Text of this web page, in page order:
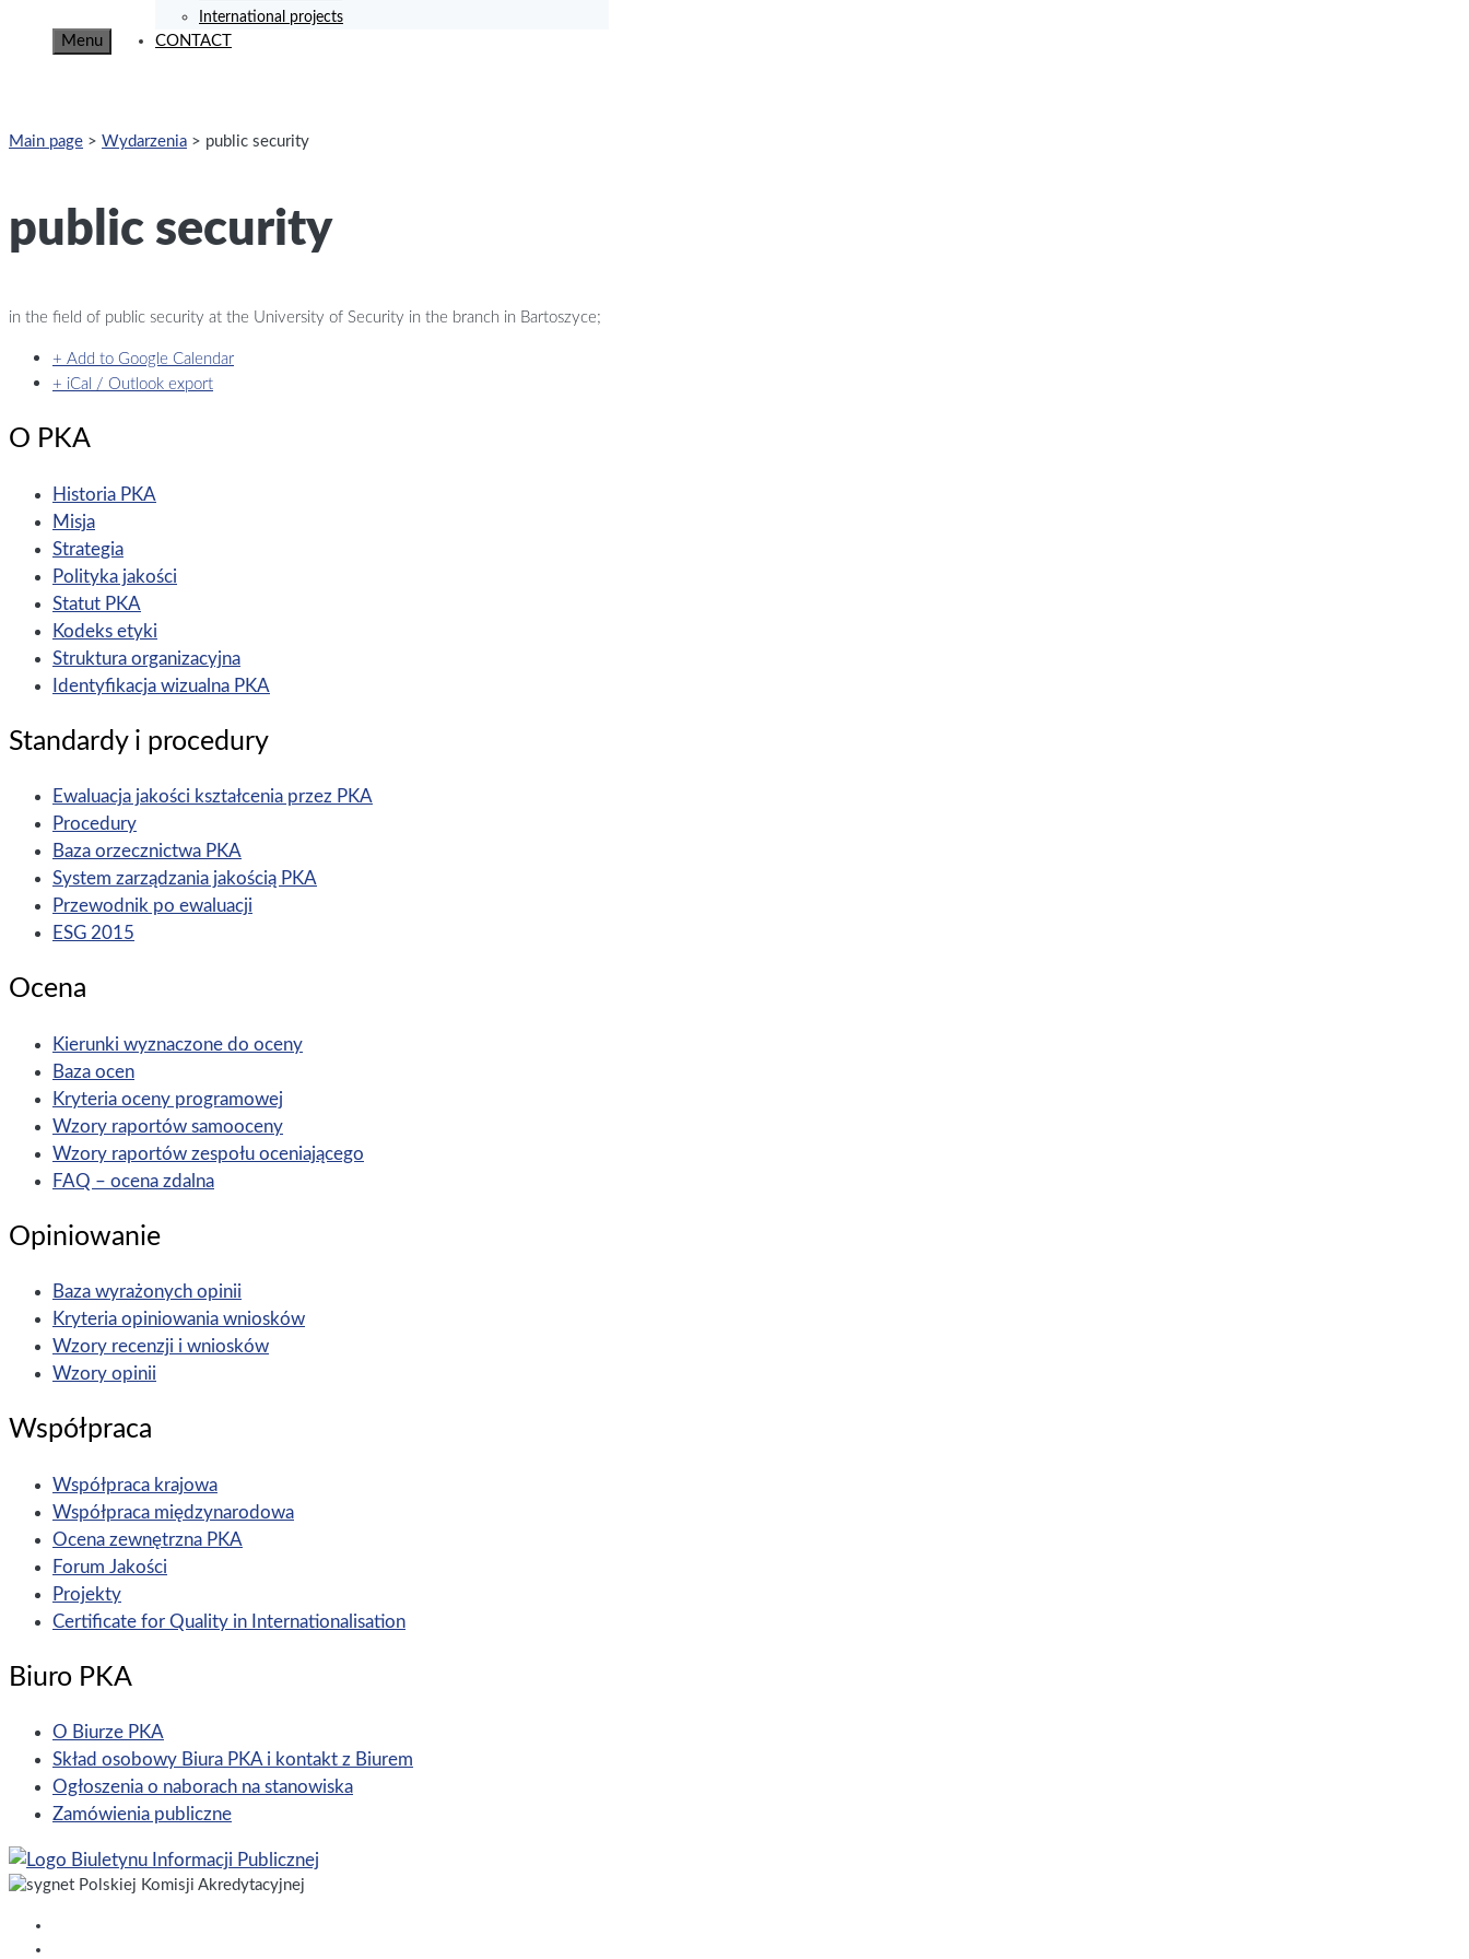
Menu
International projects
CONTACT
Main page > Wydarzenia > public security
public security
in the field of public security at the University of Security in the branch in Bartoszyce;
+ Add to Google Calendar
+ iCal / Outlook export
O PKA
Historia PKA
Misja
Strategia
Polityka jakości
Statut PKA
Kodeks etyki
Struktura organizacyjna
Identyfikacja wizualna PKA
Standardy i procedury
Ewaluacja jakości kształcenia przez PKA
Procedury
Baza orzecznictwa PKA
System zarządzania jakością PKA
Przewodnik po ewaluacji
ESG 2015
Ocena
Kierunki wyznaczone do oceny
Baza ocen
Kryteria oceny programowej
Wzory raportów samooceny
Wzory raportów zespołu oceniającego
FAQ – ocena zdalna
Opiniowanie
Baza wyrażonych opinii
Kryteria opiniowania wniosków
Wzory recenzji i wniosków
Wzory opinii
Współpraca
Współpraca krajowa
Współpraca międzynarodowa
Ocena zewnętrzna PKA
Forum Jakości
Projekty
Certificate for Quality in Internationalisation
Biuro PKA
O Biurze PKA
Skład osobowy Biura PKA i kontakt z Biurem
Ogłoszenia o naborach na stanowiska
Zamówienia publiczne